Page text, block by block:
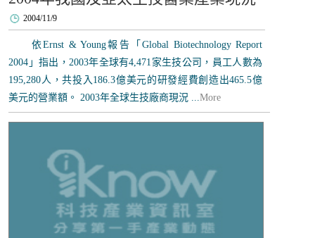
2004/11/9
依Ernst & Young報告「Global Biotechnology Report
2004」指出，2003年全球有4,471家生技公司，員工人數為
195,280人，共投入186.3億美元的研發經費創造出465.5億
美元的營業額。 2003年全球生技廠商現況 ...More